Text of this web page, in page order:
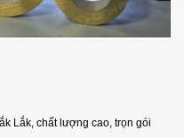
Lắk, chất lượng cao, trọn gói